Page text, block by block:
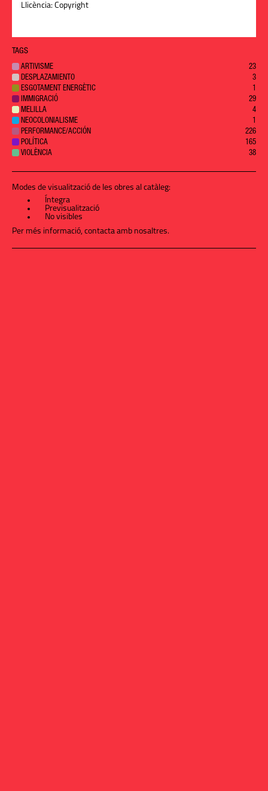
Llicència: Copyright
TAGS
ARTIVISME
23
DESPLAZAMIENTO
3
ESGOTAMENT ENERGÈTIC
IMMIGRACIÓ
29
MELILLA
4
NEOCOLONIALISME
PERFORMANCE/ACCIÓN
226
POLÍTICA
165
VIOLÈNCIA
38
Modes de visualització de les obres al catàleg:
Íntegra
Previsualització
No visibles
Per més informació, contacta amb nosaltres.